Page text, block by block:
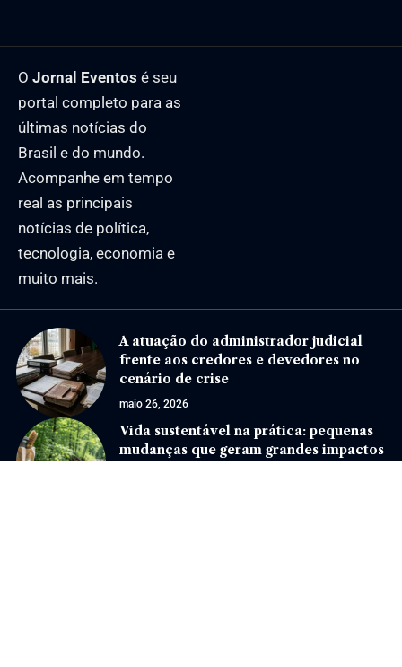
O Jornal Eventos é seu
portal completo para as
últimas notícias do
Brasil e do mundo.
Acompanhe em tempo
real as principais
notícias de política,
tecnologia, economia e
muito mais.
A atuação do administrador judicial
frente aos credores e devedores no
cenário de crise
maio 26, 2026
Vida sustentável na prática: pequenas
mudanças que geram grandes impactos